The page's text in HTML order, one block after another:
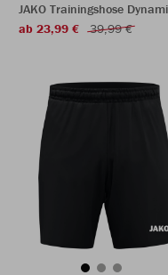
JAKO Trainingshose
ab 23,99 €
39,99 €